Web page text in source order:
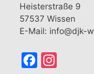
Heisterstraße 9
57537 Wissen
E-Mail: info@djk-